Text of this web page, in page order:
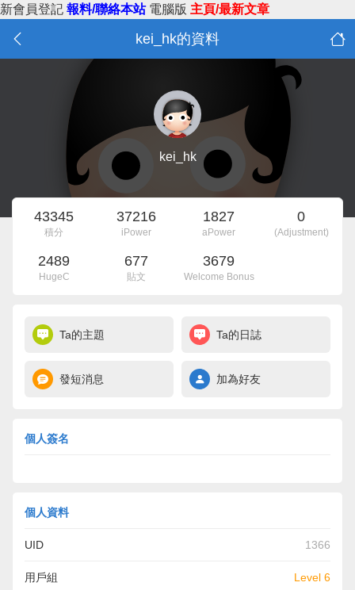
新會員登記 報料/聯絡本站 電腦版 主頁/最新文章
kei_hk的資料
kei_hk
43345
積分
37216
iPower
1827
aPower
0
(Adjustment)
2489
HugeC
677
貼文
3679
Welcome Bonus
Ta的主題 Ta的日誌
發短消息 加為好友
個人簽名
個人資料
UID 1366
用戶組 Level 6